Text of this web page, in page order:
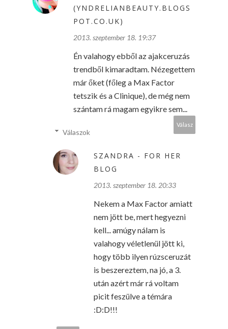
(YNDRELIANBEAUTY.BLOGS
POT.CO.UK)
2013. szeptember 18. 19:37
Én valahogy ebből az ajakceruzás
trendből kimaradtam. Nézegettem
már őket (főleg a Max Factor
tetszik és a Clinique), de még nem
szántam rá magam egyikre sem...
Válasz
Válaszok
SZANDRA - FOR HER
BLOG
2013. szeptember 18. 20:33
Nekem a Max Factor amiatt
nem jött be, mert hegyezni
kell... amúgy nálam is
valahogy véletlenül jött ki,
hogy több ilyen rúzsceruzát
is beszereztem, na jó, a 3.
után azért már rá voltam
picit feszülve a témára
:D:D!!!